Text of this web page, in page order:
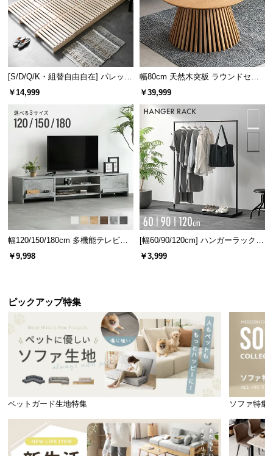
安定感のある脚部
脚部は傾斜を付けたハの字型。安定感に優れてお
り、見た目もスタイリッシュなデザインです。
テーブルの脚部裏面には、フローリングの傷を防止
するフェルトが付属しています。
[S/D/Q/K・組替自由自在] パレット
ベッド 8/12/16枚セット
￥14,999
幅80cm 天然木突板 ラウンドセン
ターテーブル 美しい格子デザイン
￥39,999
幅120/150/180cm 多機能テレビボ
ード 木目/石目調 オープン収納・
引き出し収納付き
￥9,998
[幅60/90/120cm] ハンガーラック
スチール 4段階高さ調節 サイドフ
ック オープンラック シンプル
￥3,999
ピックアップ特集
ペットガード生地特集 ソファ特集